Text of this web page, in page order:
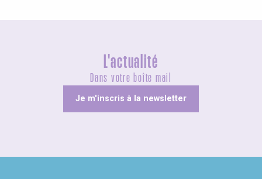
L'actualité
Dans votre boîte mail
Je m'inscris à la newsletter